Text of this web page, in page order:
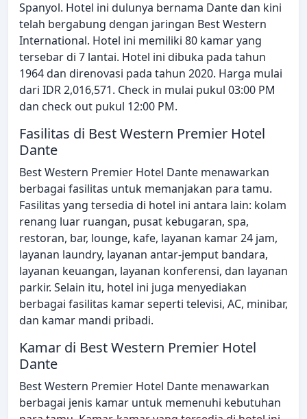
Spanyol. Hotel ini dulunya bernama Dante dan kini
telah bergabung dengan jaringan Best Western
International. Hotel ini memiliki 80 kamar yang
tersebar di 7 lantai. Hotel ini dibuka pada tahun
1964 dan direnovasi pada tahun 2020. Harga mulai
dari IDR 2,016,571. Check in mulai pukul 03:00 PM
dan check out pukul 12:00 PM.
Fasilitas di Best Western Premier Hotel
Dante
Best Western Premier Hotel Dante menawarkan
berbagai fasilitas untuk memanjakan para tamu.
Fasilitas yang tersedia di hotel ini antara lain: kolam
renang luar ruangan, pusat kebugaran, spa,
restoran, bar, lounge, kafe, layanan kamar 24 jam,
layanan laundry, layanan antar-jemput bandara,
layanan keuangan, layanan konferensi, dan layanan
parkir. Selain itu, hotel ini juga menyediakan
berbagai fasilitas kamar seperti televisi, AC, minibar,
dan kamar mandi pribadi.
Kamar di Best Western Premier Hotel
Dante
Best Western Premier Hotel Dante menawarkan
berbagai jenis kamar untuk memenuhi kebutuhan